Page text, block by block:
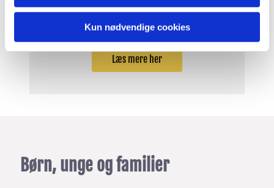
Kun nødvendige cookies
Gå i sorggruppe sammen med andre hos
Læs mere her
Børn, unge og familier